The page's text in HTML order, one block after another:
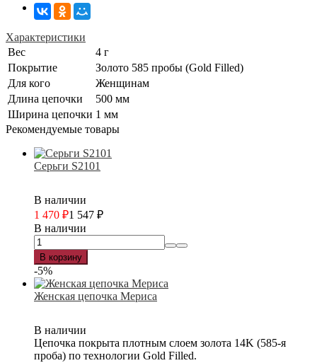
Характеристики
Вес
4 г
Покрытие
Золото 585 пробы (Gold Filled)
Для кого
Женщинам
Длина цепочки
500 мм
Ширина цепочки 1 мм
Рекомендуемые товары
Серьги S2101
В наличии
1 470 ₽1 547 ₽
В наличии
В корзину
-5%
Женская цепочка Мериса
В наличии
Цепочка покрыта плотным слоем золота 14K (585-я
проба) по технологии Gold Filled.